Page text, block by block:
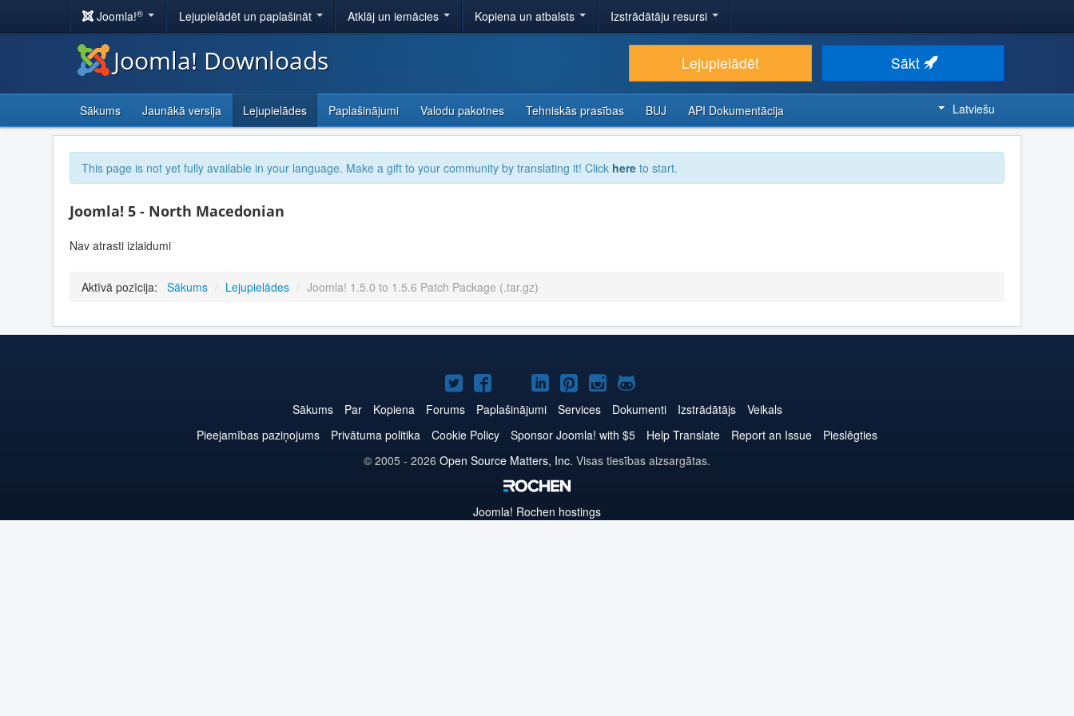
Joomla!® Lejupielādēt un paplašināt Atklāj un iemācies Kopiena un atbalsts Izstrādātāju resursi
Joomla! Downloads Lejupielādēt Sākt
Sākums Jaunākā versija Lejupielādes Paplašinājumi Valodu pakotnes Tehniskās prasības BUJ API Dokumentācija Latviešu
This page is not yet fully available in your language. Make a gift to your community by translating it! Click here to start.
Joomla! 5 - North Macedonian
Nav atrasti izlaidumi
Aktīvā pozīcija: Sākums / Lejupielādes / Joomla! 1.5.0 to 1.5.6 Patch Package (.tar.gz)
Joomla!
Twitter
Joomla!
Facebook
Joomla!
YouTube
Joomla!
LinkedIn
Joomla!
Pinterest
Joomla!
Instagram
Joomla!
GitHub
Sākums Par Kopiena Forums Paplašinājumi Services Dokumenti Izstrādātājs
Veikals
Pieejamības paziņojums
Privātuma politika Cookie Policy Sponsor Joomla! with $5 Help Translate Report an Issue
Pieslēgties
© 2005 - 2026 Open Source Matters, Inc. Visas tiesības aizsargātas.
Joomla! Rochen hostings